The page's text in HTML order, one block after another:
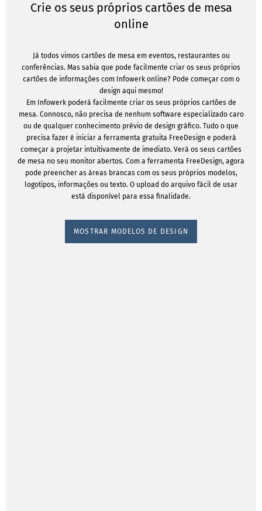
Crie os seus próprios cartões de mesa
online
Já todos vimos cartões de mesa em eventos, restaurantes ou
conferências. Mas sabia que pode facilmente criar os seus próprios
cartões de informações com Infowerk online? Pode começar com o
design aqui mesmo!
Em Infowerk poderá facilmente criar os seus próprios cartões de
mesa. Connosco, não precisa de nenhum software especializado caro
ou de qualquer conhecimento prévio de design gráfico. Tudo o que
precisa fazer é iniciar a ferramenta gratuita FreeDesign e poderá
começar a projetar intuitivamente de imediato. Verá os seus cartões
de mesa no seu monitor abertos. Com a ferramenta FreeDesign, agora
pode preencher as áreas brancas com os seus próprios modelos,
logotipos, informações ou texto. O upload do arquivo fácil de usar
está disponível para essa finalidade.
MOSTRAR MODELOS DE DESIGN